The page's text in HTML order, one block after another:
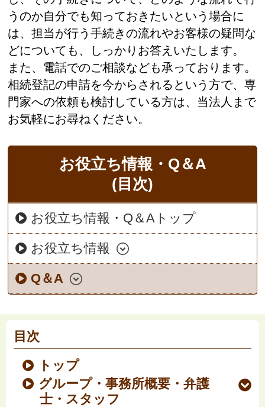
お役立ち情報・Q＆A
(目次)
お役立ち情報・Q＆Aトップ
お役立ち情報
Q＆A
うのか自分でも知っておきたいという場合に
は、担当が行う手続きの流れやお客様の疑問な
どについても、しっかりお答えいたします。
また、電話でのご相談なども承っております。
相続登記の申請を今からされるという方で、専
門家への依頼も検討している方は、当法人まで
お気軽にお尋ねください。
目次
トップ
グループ・事務所概要・弁護
士・スタッフ